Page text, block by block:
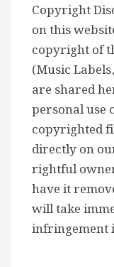
Copyright
on this
copyright of
(Music
are shared
personal use
copyrighted
directly on
rightful
have it
will take
infringement